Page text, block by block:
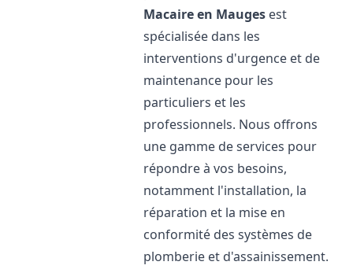
Macaire en Mauges est
spécialisée dans les
interventions d'urgence et de
maintenance pour les
particuliers et les
professionnels. Nous offrons
une gamme de services pour
répondre à vos besoins,
notamment l'installation, la
réparation et la mise en
conformité des systèmes de
plomberie et d'assainissement.